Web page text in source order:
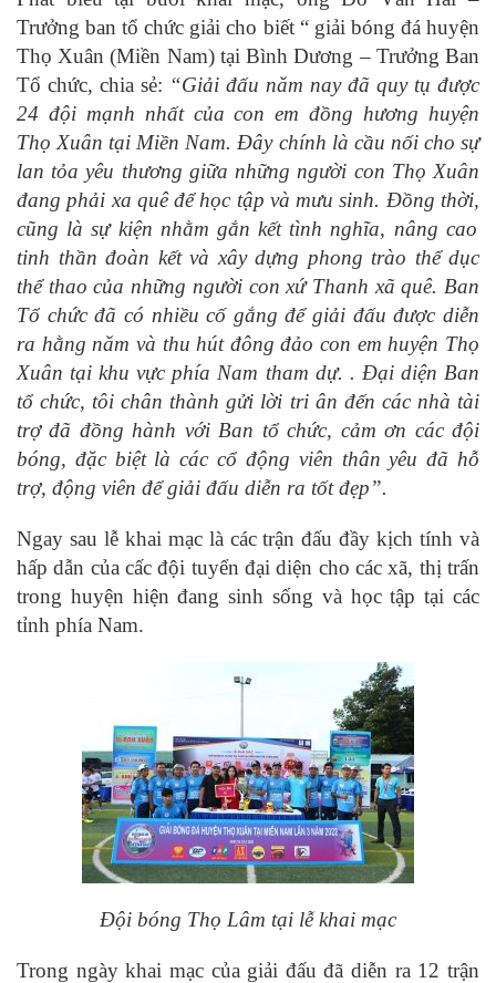
Trưởng ban tổ chức giải cho biết “ giải bóng đá huyện
Thọ Xuân (Miền Nam) tại Bình Dương – Trưởng Ban
Tổ chức, chia sẻ: “Giải đấu năm nay đã quy tụ được
24 đội mạnh nhất của con em đồng hương huyện
Thọ Xuân tại Miền Nam. Đây chính là cầu nối cho sự
lan tỏa yêu thương giữa những người con Thọ Xuân
đang phải xa quê đểhọc tập và mưu sinh. Đồng thời,
cũng là sự kiện nhằm gắn kết tình nghĩa, nâng cao
tinh thần đoàn kết và xây dựng phong trào thể dục
thể thao của những người con xứ Thanh xã quê. Ban
Tổ chứcđã có nhiềucố gắngđể giải đấuđược diễn
ra hằng năm và thu hút đông đảo con em huyện Thọ
Xuân tại khu vực phía Nam tham dự. . Đại diện Ban
tổ chức, tôi chân thành gửi lời tri ân đến các nhà tài
trợ đã đồng hành với Ban tổ chức, cảm ơn các đội
bóng, đặc biệt là các cổ động viên thân yêu đã hỗ
trợ, động viên để giải đấu diễn ra tốt đẹp”.
Ngay sau lễ khai mạc là các trận đấu đầy kịch tính và
hấp dẫn của cấc đội tuyển đại diện cho các xã, thị trấn
trong huyện hiện đang sinh sống và học tập tại các
tỉnh phía Nam.
Đội bóng Thọ Lâm tại lễ khai mạc
Trong ngày khai mạc của giải đấu đã diễn ra 12 trận